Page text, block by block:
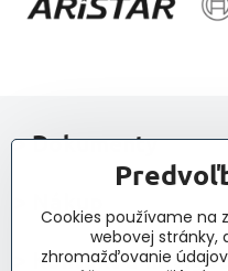
> Dokumenty
> Kontakt a
Cookies používame na
webovej stránky,
zhromažďovanie